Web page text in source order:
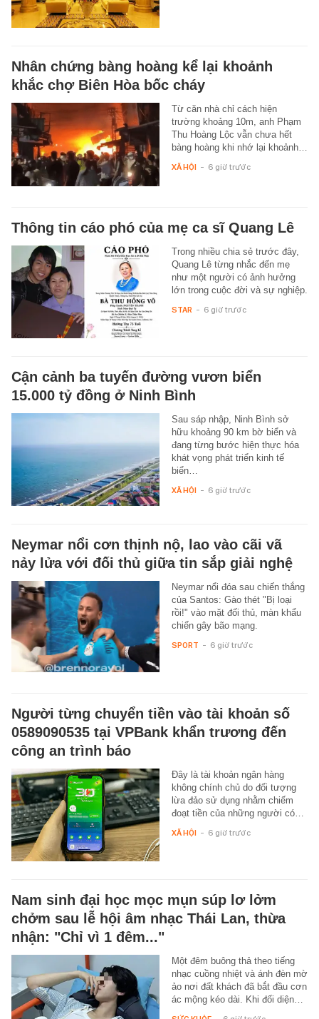
Nhân chứng bàng hoàng kể lại khoảnh
khắc chợ Biên Hòa bốc cháy
Từ căn nhà chỉ cách hiện
trường khoảng 10m, anh Phạm
Thu Hoàng Lộc vẫn chưa hết
bàng hoàng khi nhớ lại khoảnh…
XÃ HỘI - 6 giờ trước
Thông tin cáo phó của mẹ ca sĩ Quang Lê
Trong nhiều chia sẻ trước đây,
Quang Lê từng nhắc đến mẹ
như một người có ảnh hưởng
lớn trong cuộc đời và sự nghiệp.
STAR - 6 giờ trước
Cận cảnh ba tuyến đường vươn biển
15.000 tỷ đồng ở Ninh Bình
Sau sáp nhập, Ninh Bình sở
hữu khoảng 90 km bờ biển và
đang từng bước hiện thực hóa
khát vọng phát triển kinh tế
biển…
XÃ HỘI - 6 giờ trước
Neymar nổi cơn thịnh nộ, lao vào cãi vã
nảy lửa với đối thủ giữa tin sắp giải nghệ
Neymar nổi đóa sau chiến thắng
của Santos: Gào thét "Bị loại
rồi!" vào mặt đối thủ, màn khẩu
chiến gây bão mạng.
SPORT - 6 giờ trước
Người từng chuyển tiền vào tài khoản số
0589090535 tại VPBank khẩn trương đến
công an trình báo
Đây là tài khoản ngân hàng
không chính chủ do đối tượng
lừa đảo sử dụng nhằm chiếm
đoạt tiền của những người có…
XÃ HỘI - 6 giờ trước
Nam sinh đại học mọc mụn súp lơ lởm
chởm sau lễ hội âm nhạc Thái Lan, thừa
nhận: "Chỉ vì 1 đêm..."
Một đêm buông thả theo tiếng
nhạc cuồng nhiệt và ánh đèn mờ
ảo nơi đất khách đã bắt đầu cơn
ác mộng kéo dài. Khi đối diện…